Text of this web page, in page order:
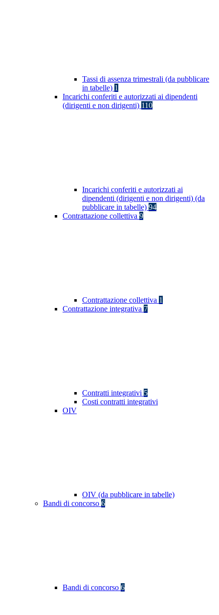
Tassi di assenza trimestrali (da pubblicare
in tabelle) 1
Incarichi conferiti e autorizzati ai dipendenti
(dirigenti e non dirigenti) 110
Incarichi conferiti e autorizzati ai
dipendenti (dirigenti e non dirigenti) (da
pubblicare in tabelle) 94
Contrattazione collettiva 9
Contrattazione collettiva 1
Contrattazione integrativa 7
Contratti integrativi 5
Costi contratti integrativi
OIV
OIV (da pubblicare in tabelle)
Bandi di concorso 6
Bandi di concorso 6